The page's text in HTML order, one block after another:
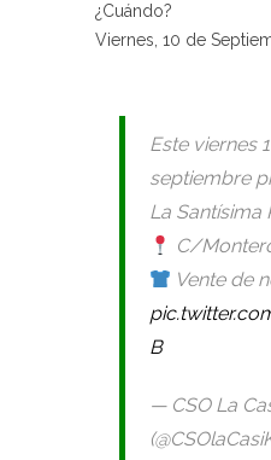
¿Cuándo?
Viernes, 10 de
Este viernes
septiembre
La Santísima
C/
Vente de
B
— CSO La